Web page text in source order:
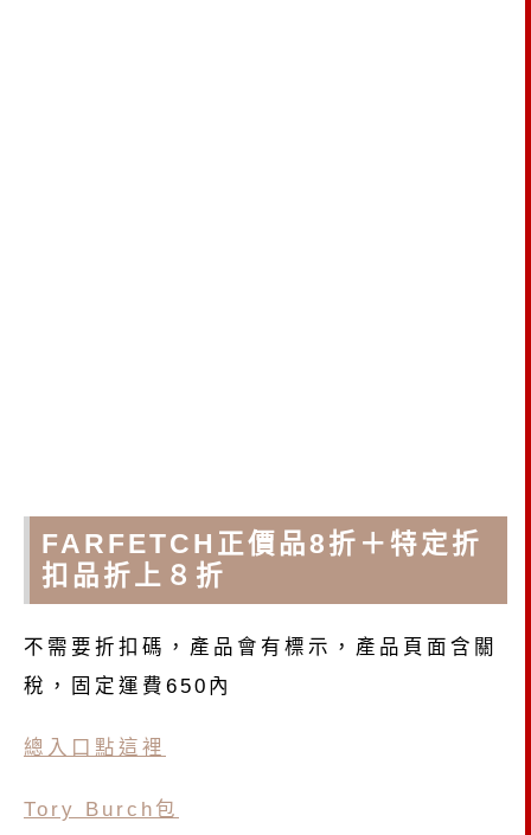
FARFETCH正價品8折＋特定折
扣品折上８折
不需要折扣碼，產品會有標示，產品頁面含關
稅，固定運費650內
總入口點這裡
Tory Burch包